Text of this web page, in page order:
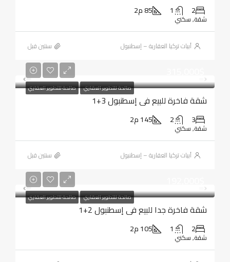
2
1 85 م2
شقة, سكني
أبيات تركيا العقارية – إسطنبول ‏سنتين قبل
صالحة للتطوير العقاري صالحة للتطوير العقاري
شقة فاخرة للبيع في إسطنبول 3+1
3
2 145 م2
شقة, سكني
أبيات تركيا العقارية – إسطنبول ‏سنتين قبل
صالحة للتطوير العقاري صالحة للتطوير العقاري
شقة فاخرة جدا للبيع في إسطنبول 2+1
2
1 105 م2
شقة, سكني